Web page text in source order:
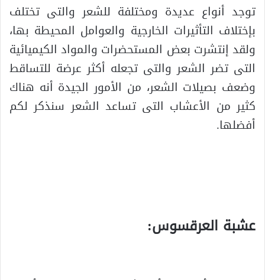
توجد أنواع عديدة ومختلفة للشعر والتى تختلف
بإختلاف التأثيرات الخارجية والعوامل المحيطة بها،
ولقد إنتشرت بعض المستحضرات والمواد الكيميائية
التى تضر الشعر والتى تجعله أكثر عرضة للتساقط
وضعف بصيلات الشعر، من الأمور الجيدة أنه هناك
كثير من الأعشاب التى تساعد الشعر سنذكر لكم
أفضلها.
عشبة العرقسوس: